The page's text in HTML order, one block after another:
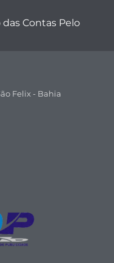
Contas Pelo
Felix - Bahia